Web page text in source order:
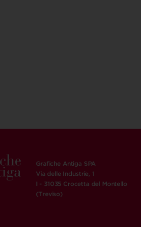
Grafiche Antiga SPA
Via delle Industrie, 1
I - 31035 Crocetta del Montello
(Treviso)